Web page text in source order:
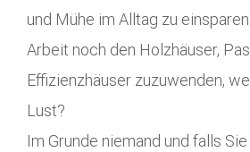
und Mühe im Alltag zu
Arbeit noch den Holzhäuser,
Effizienzhäuser zuzuwenden,
Lust?
Im Grunde niemand und falls